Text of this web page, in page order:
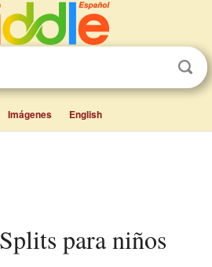
Imágenes English
Splits para niños